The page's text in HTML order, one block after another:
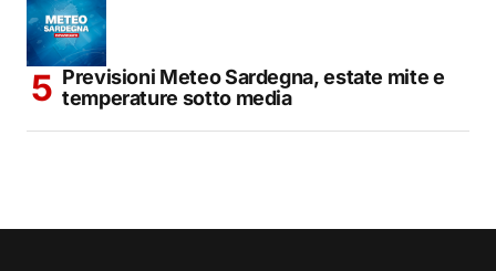
Previsioni Meteo Sardegna, estate mite e
temperature sotto media